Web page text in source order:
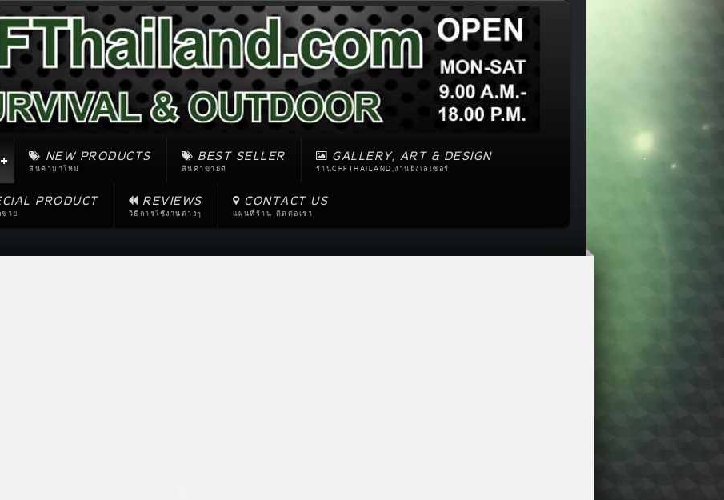
NEW PRODUCTS
สินค้ามาใหม่
BEST SELLER
สินค้าขายดี
GALLERY, ART & DESIGN
ร้านCFFTHAILAND,งานยิงเลเซอร์
PRODUCT
าย
REVIEWS
วิธีการใช้งานต่างๆ
CONTACT US
แผนที่ร้าน ติดต่อเรา